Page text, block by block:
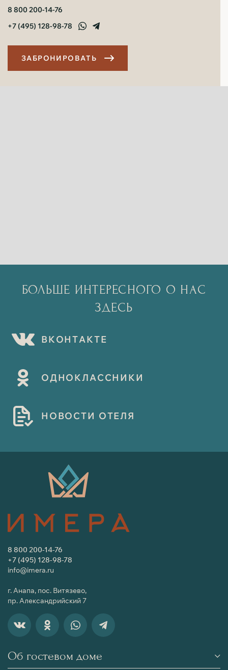
8 800 200-14-76
+7 (495) 128-98-78
ЗАБРОНИ РО ВАТ Ь
БОЛЬШЕ ИНТЕРЕСНОГО О НАС
ЗДЕСЬ
ВКОНТАКТЕ
ОДНОКЛАССН И КИ
Н ОВОСТИ ОТЕЛЯ
8 800 200-14-76
+7 (495) 128-98-78
info@imera.ru
г. Анапа, пос. Витязево,
пр. Александрийский 7
Об гостевом доме